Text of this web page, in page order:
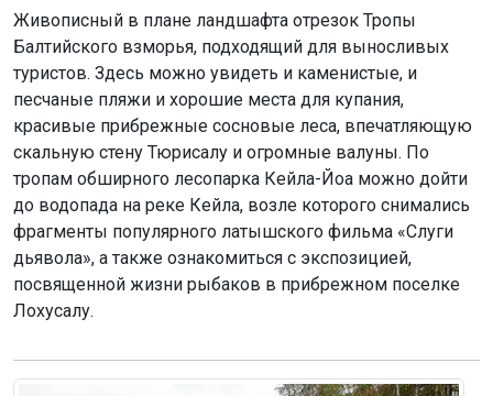
Живописный в плане ландшафта отрезок Тропы
Балтийского взморья, подходящий для выносливых
туристов. Здесь можно увидеть и каменистые, и
песчаные пляжи и хорошие места для купания,
красивые прибрежные сосновые леса, впечатляющую
скальную стену Тюрисалу и огромные валуны. По
тропам обширного лесопарка Кейла-Йоа можно дойти
до водопада на реке Кейла, возле которого снимались
фрагменты популярного латышского фильма «Слуги
дьявола», а также ознакомиться с экспозицией,
посвященной жизни рыбаков в прибрежном поселке
Лохусалу.